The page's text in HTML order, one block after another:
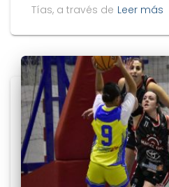
Tías, a través de Leer más